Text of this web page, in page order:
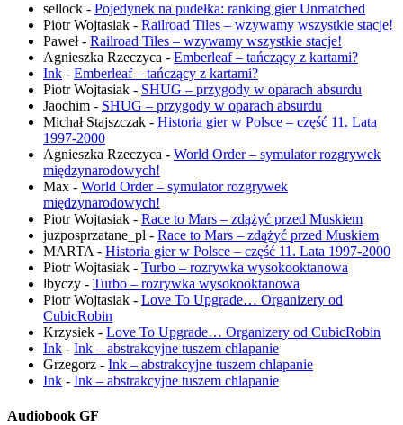
sellock - Pojedynek na pudełka: ranking gier Unmatched
Piotr Wojtasiak - Railroad Tiles – wzywamy wszystkie stacje!
Paweł- Railroad Tiles – wzywamy wszystkie stacje!
Agnieszka Rzeczyca - Emberleaf – tańczący z kartami?
Ink - Emberleaf – tańczący z kartami?
Piotr Wojtasiak - SHUG – przygody w oparach absurdu
Jaochim - SHUG – przygody w oparach absurdu
Michał Stajszczak - Historia gier w Polsce – część 11. Lata
1997-2000
Agnieszka Rzeczyca - World Order – symulator rozgrywek
międzynarodowych!
Max - World Order – symulator rozgrywek
międzynarodowych!
Piotr Wojtasiak - Race to Mars – zdążyć przed Muskiem
juzposprzatane_pl - Race to Mars – zdążyć przed Muskiem
MARTA - Historia gier w Polsce – część 11. Lata 1997-2000
Piotr Wojtasiak - Turbo – rozrywka wysokooktanowa
lbyczy - Turbo – rozrywka wysokooktanowa
Piotr Wojtasiak - Love To Upgrade… Organizery od
CubicRobin
Krzysiek - Love To Upgrade… Organizery od CubicRobin
Ink - Ink – abstrakcyjne tuszem chlapanie
Grzegorz - Ink – abstrakcyjne tuszem chlapanie
Ink - Ink – abstrakcyjne tuszem chlapanie
Audiobook GF